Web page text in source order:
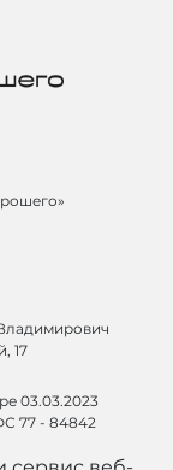
17
03.03.2023
77 - 84842